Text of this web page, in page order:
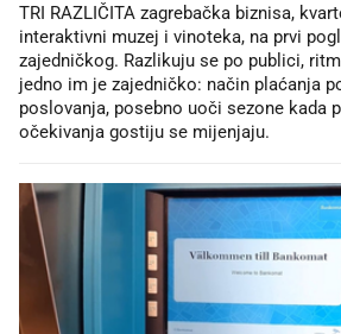
TRI RAZLIČITA zagrebačka biznisa,
interaktivni muzej i vinoteka, na prvi
zajedničkog. Razlikuju se po publici,
jedno im je zajedničko: način plaćanja
poslovanja, posebno uoči sezone kada
očekivanja gostiju se mijenjaju.